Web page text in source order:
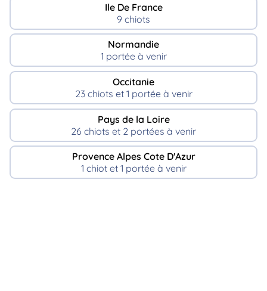
Ile De France
9 chiots
Normandie
1 portée à venir
Occitanie
23 chiots et 1 portée à venir
Pays de la Loire
26 chiots et 2 portées à venir
Provence Alpes Cote D'Azur
1 chiot et 1 portée à venir